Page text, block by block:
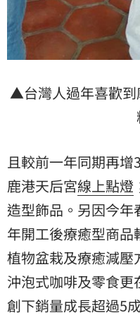
▲台灣人過年喜歡到
且較前一年同期再增
鹿港天后宮線上點燈
造型飾品。另因今
年開工後療癒型商
植物盆栽及療癒減壓
沖泡式咖啡及零食更
創下銷量成長超過5